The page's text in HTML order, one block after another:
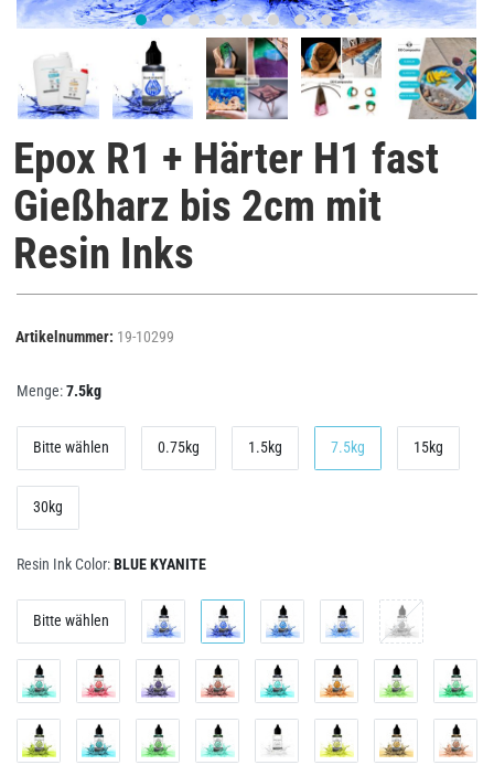
Epox R1 + Härter H1 fast
Gießharz bis 2cm mit
Resin Inks
Artikelnummer: 19-10299
Menge:7.5kg
Bitte wählen 0.75kg 1.5kg 7.5kg 15kg
30kg
Resin Ink Color:BLUE KYANITE
Bitte wählen